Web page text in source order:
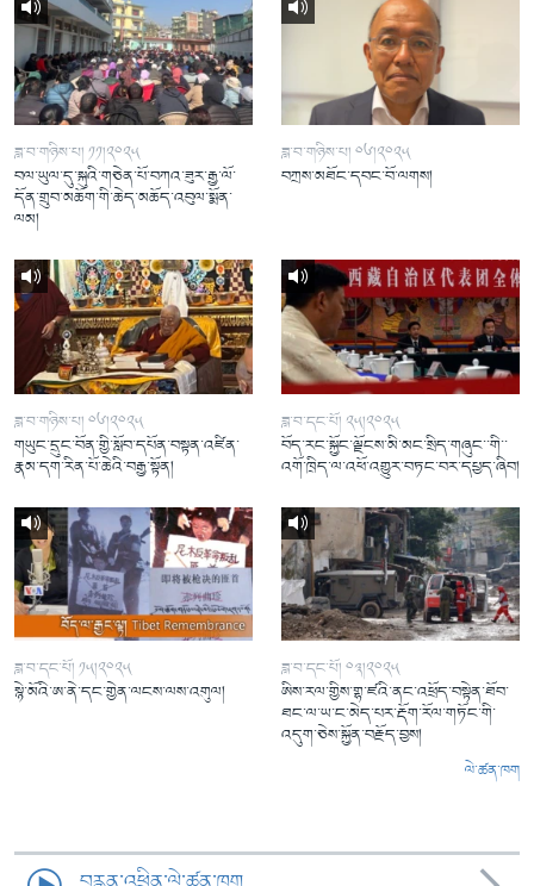
ཟླ་བ་གཉིས་པ། ༡༡།༢༠༢༥
བལ་ཡུལ་དུ་སྐུའི་གཅེན་པོ་བཀའ་ཟུར་རྒྱ་ལོ་
དོན་གྲུབ་མཆོག་གི་ཆེད་མཆོད་འབུལ་སྨོན་
ལམ།
ཟླ་བ་གཉིས་པ། ༠༦།༢༠༢༥
བཀྲས་མཐོང་དབང་བོ་ལགས།
ཟླ་བ་གཉིས་པ། ༠༦།༢༠༢༥
གཡུང་དྲུང་བོན་གྱི་སློབ་དཔོན་བསྟན་འཛིན་
རྣམ་དག་རིན་པོ་ཆེའི་བརྒྱ་སྟོན།
ཟླ་བ་དང་པོ། ༢༥།༢༠༢༥
བོད་རང་སྐྱོང་ལྗོངས་མི་མང་སྲིད་གཞུང་་གི་་
འགོ་ཁྲིད་ལ་འཕོ་འགྱུར་བཏང་བར་དཔྱད་ཞིབ།
ཟླ་བ་དང་པོ། ༡༥།༢༠༢༥
སྙེ་མོའི་ཨ་ནེ་དང་གྱེན་ལངས་ལས་འགུལ།
ཟླ་བ་དང་པོ། ༠༣།༢༠༢༥
ཨིས་རལ་གྱིས་གྷ་ཛའི་ནང་འཕྲོད་བསྟེན་ཐོབ་
ཐང་ལ་ཡ་ང་མེད་པར་རྡོག་རོལ་གཏོང་གི་
འདུག་ཅེས་སྐྱོན་བརྗོད་བྱས།
ལེ་ཚན་ཁག